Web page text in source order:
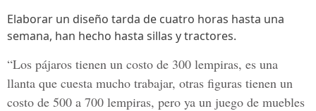
Elaborar un diseño tarda de cuatro horas hasta una
semana, han hecho hasta sillas y tractores.
“Los pájaros tienen un costo de 300 lempiras, es una
llanta que cuesta mucho trabajar, otras figuras tienen un
costo de 500 a 700 lempiras, pero ya un juego de muebles